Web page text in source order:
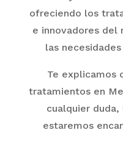
ofreciendo los
e innovadores del
las
Te explicamos
tratamientos en
cualquier
estaremos